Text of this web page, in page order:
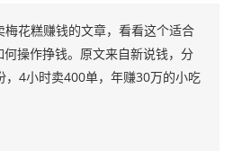
梅花糕赚钱的文章，看看这个适合
操作挣钱。原文来自新说钱，分
，4小时卖400单，年赚30万的小吃